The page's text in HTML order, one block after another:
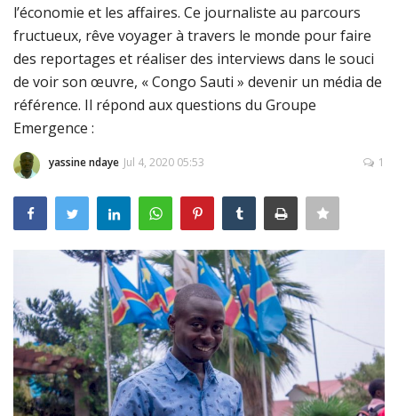
Magazine
Nos Videos
Partenaires
Connexion
Français
l’économie et les affaires. Ce journaliste au parcours
fructueux, rêve voyager à travers le monde pour faire
des reportages et réaliser des interviews dans le souci
de voir son œuvre, « Congo Sauti » devenir un média de
référence. Il répond aux questions du Groupe
Emergence :
yassine ndaye Jul 4, 2020 05:53 1